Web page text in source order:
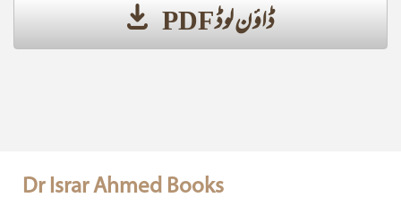
ڈاؤن لوڈ PDF
Dr Israr Ahmed Books